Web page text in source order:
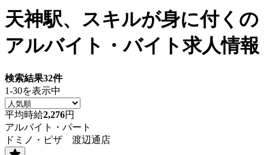
天神駅、スキルが身に付く の
アルバイト・バイト求人情報
検索結果32件
1-30を表示中
平均時給2,276円
アルバイト・パート
ドミノ・ピザ 渡辺通店